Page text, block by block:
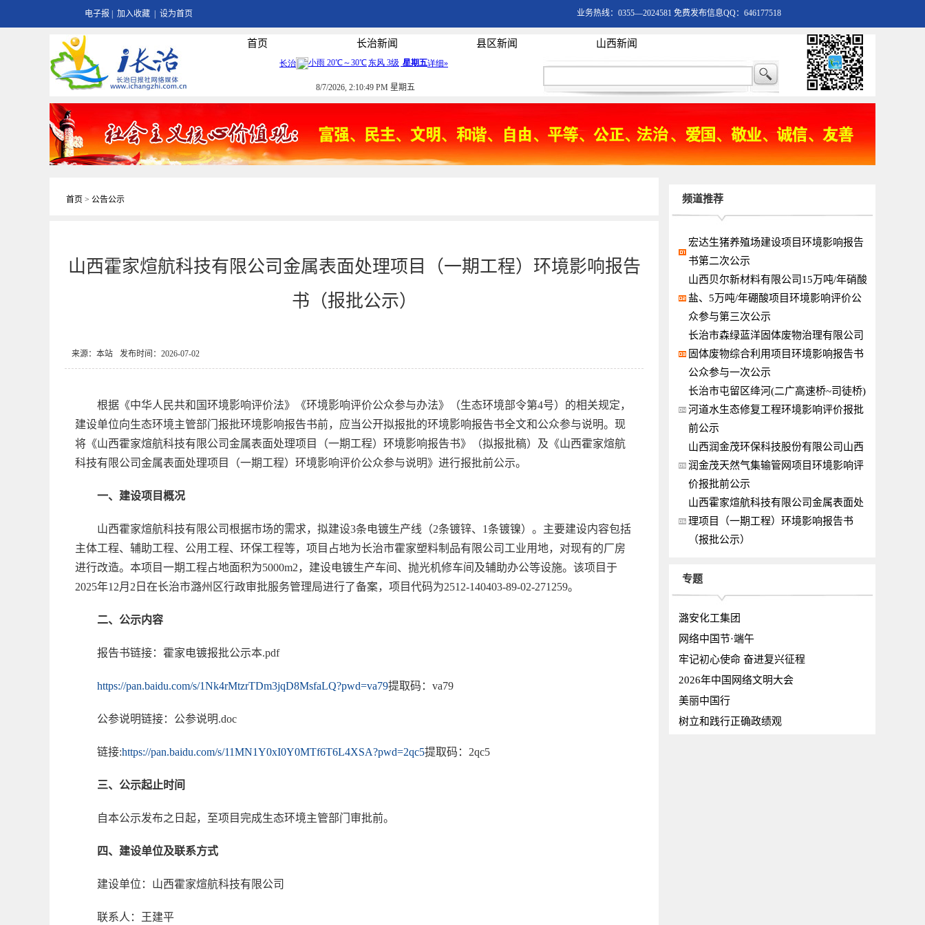
电子报 加入收藏 设为首页 业务热线：0355—2024581 免费发布信息QQ：646177518
首页 长治新闻 县区新闻 山西新闻
8/7/2026, 2:10:50 PM 星期五
首页 > 公告公示
山西霍家煊航科技有限公司金属表面处理项目（一期工程）环境影响报告
书（报批公示）
来源：本站 发布时间：2026-07-02
根据《中华人民共和国环境影响评价法》《环境影响评价公众参与办法》（生态环境部令第4号）的相关规定，
建设单位向生态环境主管部门报批环境影响报告书前，应当公开拟报批的环境影响报告书全文和公众参与说明。现
将《山西霍家煊航科技有限公司金属表面处理项目（一期工程）环境影响报告书》（拟报批稿）及《山西霍家煊航
科技有限公司金属表面处理项目（一期工程）环境影响评价公众参与说明》进行报批前公示。
一、建设项目概况
山西霍家煊航科技有限公司根据市场的需求，拟建设3条电镀生产线（2条镀锌、1条镀镍）。主要建设内容包括
主体工程、辅助工程、公用工程、环保工程等，项目占地为长治市霍家塑料制品有限公司工业用地，对现有的厂房
进行改造。本项目一期工程占地面积为5000m2，建设电镀生产车间、抛光机修车间及辅助办公等设施。该项目于
2025年12月2日在长治市潞州区行政审批服务管理局进行了备案，项目代码为2512-140403-89-02-271259。
二、公示内容
报告书链接：霍家电镀报批公示本.pdf
https://pan.baidu.com/s/1Nk4rMtzrTDm3jqD8MsfaLQ?pwd=va79提取码：va79
公参说明链接：公参说明.doc
链接:https://pan.baidu.com/s/11MN1Y0xI0Y0MTf6T6L4XSA?pwd=2qc5提取码：2qc5
三、公示起止时间
自本公示发布之日起，至项目完成生态环境主管部门审批前。
四、建设单位及联系方式
建设单位：山西霍家煊航科技有限公司
联系人：王建平
频道推荐
宏达生猪养殖场建设项目环境影响报告
书第二次公示
山西贝尔新材料有限公司15万吨/年硝酸
盐、5万吨/年硼酸项目环境影响评价公
众参与第三次公示
长治市森绿蓝洋固体废物治理有限公司
固体废物综合利用项目环境影响报告书
公众参与一次公示
长治市屯留区绛河(二广高速桥~司徒桥)
河道水生态修复工程环境影响评价报批
前公示
山西润金茂环保科技股份有限公司山西
润金茂天然气集输管网项目环境影响评
价报批前公示
山西霍家煊航科技有限公司金属表面处
理项目（一期工程）环境影响报告书
（报批公示）
专题
潞安化工集团
网络中国节·端午
牢记初心使命 奋进复兴征程
2026年中国网络文明大会
美丽中国行
树立和践行正确政绩观